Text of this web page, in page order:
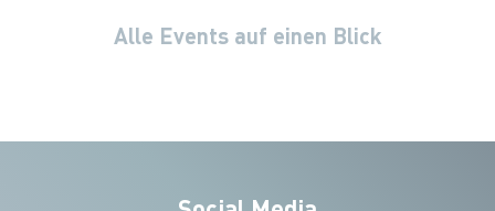
Alle Events auf einen Blick